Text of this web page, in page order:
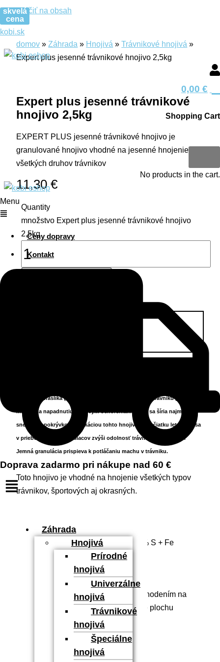
Preskočiť na obsah
kobi.sk
0,00 €
Shopping Cart
No products in the cart.
Menu
Ceny dopravy
Kontakt
Doprava zadarmo pri nákupe nad 60 €
Záhrada
Hnojivá
Prírodné
hnojivá
Univerzálne
hnojivá
Trávnikové
hnojivá
Špeciálne
hnojivá
domov »Záhrada » Hnojivá »Trávnikové hnojivá »
Expert plus jesenné trávnikové hnojivo 2,5kg
Expert plus jesenné trávnikové
hnojivo 2,5kg
EXPERT PLUS jesenné trávnikové hnojivo je
granulované hnojivo vhodné na jesenné hnojenie
všetkých druhov trávnikov
11,30€
Quantity
množstvo Expert plus jesenné trávnikové hnojivo
2,5kg
obsahom draslíka (K) zabezpečuje vysokú odolnosť trávniku proti
mrazom a napadnutiu hubovým ochoreniam, ktoré sa šíria najmä pod
snehovou pokrývkou. Aplikáciou tohto hnojiva na začiatku leta (jún) sa
v priebehu letných mesiacov zvýši odolnosť trávnika proti suchu.
Jemná granulácia prispieva k potláčaniu machu v trávniku.
Toto hnojivo je vhodné na hnojenie všetkých typov
trávnikov, športových aj okrasných.
7 % N + 7 % P2O5 + 15 % K2O + 12% S + Fe
Hnojivo sa aplikuje rovnomerným rozhodením na
trávnik. Po aplikácii hnojiva je vhodné plochu
dostatočne zavlažiť.
Hmotnosť: 2,5 kg
skvelá
cena